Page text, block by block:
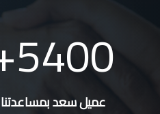
5400
عميل سعد بمساعدتنا